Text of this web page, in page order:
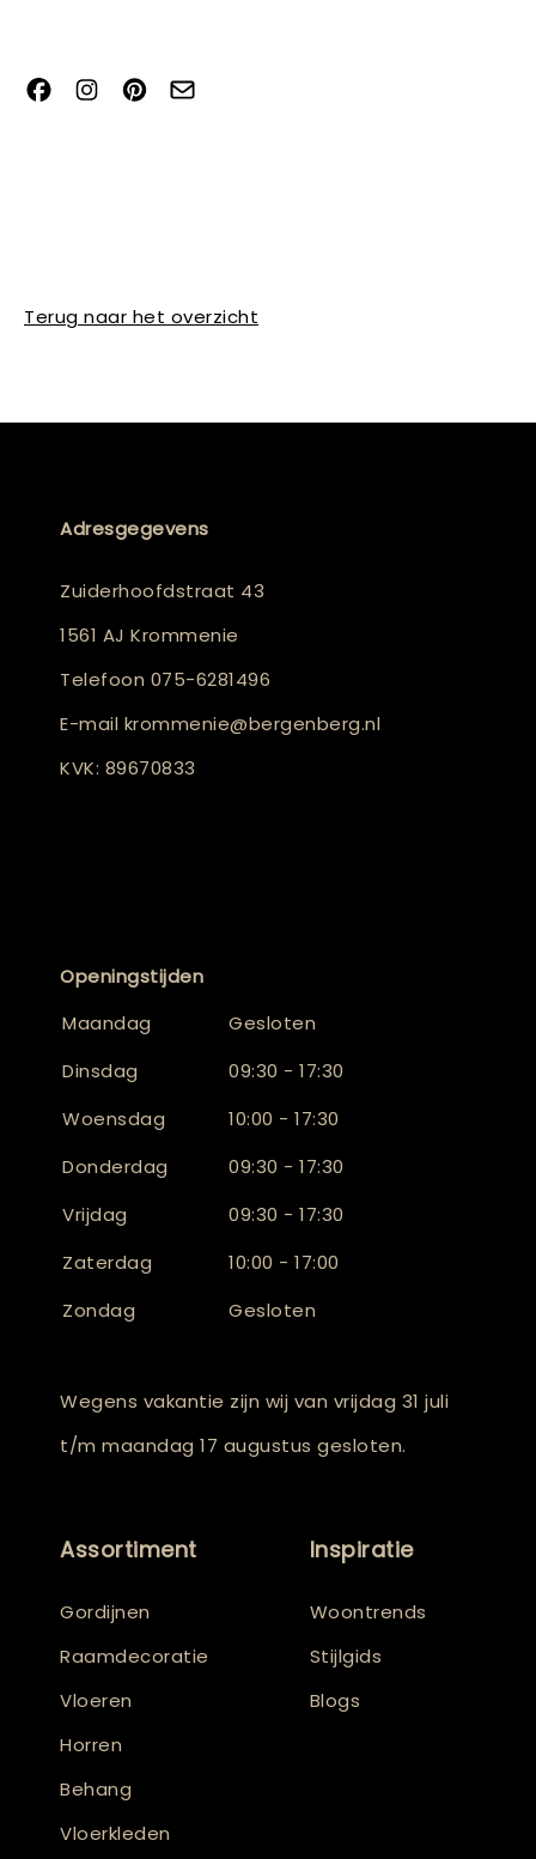
Terug naar het overzicht
Adresgegevens
Zuiderhoofdstraat 43
1561 AJ Krommenie
Telefoon 075-6281496
E-mail krommenie@bergenberg.nl
KVK: 89670833
Openingstijden
Maandag
Gesloten
Dinsdag
09:30 - 17:30
Woensdag
10:00 - 17:30
Donderdag
09:30 - 17:30
Vrijdag
09:30 - 17:30
Zaterdag
10:00 - 17:00
Zondag
Gesloten
Wegens vakantie zijn wij van vrijdag 31 juli
t/m maandag 17 augustus gesloten.
Assortiment
Gordijnen
Raamdecoratie
Vloeren
Horren
Behang
Vloerkleden
Inspiratie
Woontrends
Stijlgids
Blogs